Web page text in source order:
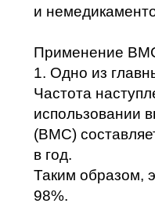
и
Применение
1. Одно из
Частота
использовании
(ВМС)
в год.
Таким образом,
98%.